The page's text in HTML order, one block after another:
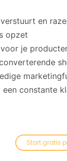
en
opzet
je
constante
Start gratis